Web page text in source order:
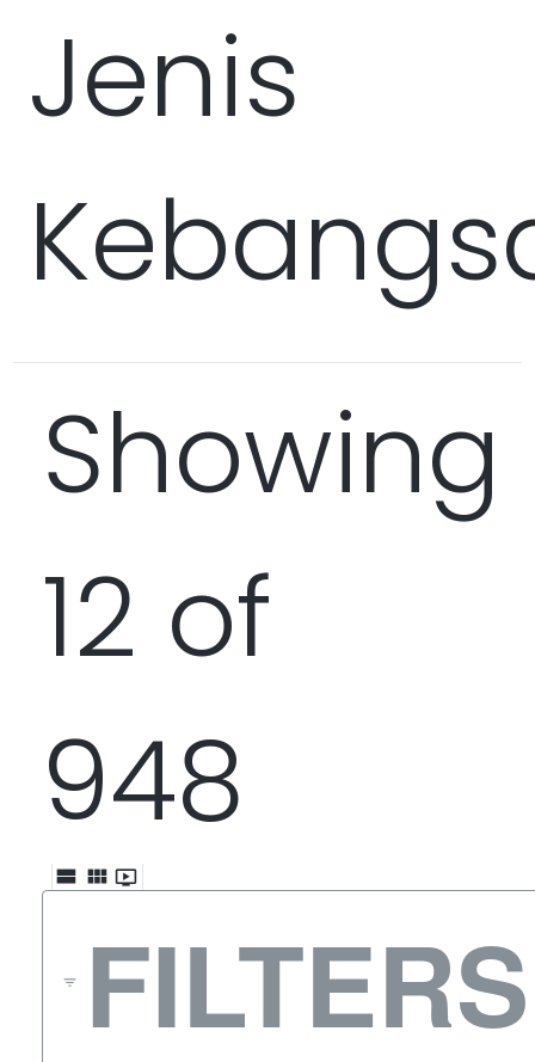
Jenis
Showing
12 of
948
view_stream view_module ondemand_video
filter_list FILTERS